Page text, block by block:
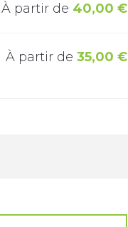
À partir de 40,00 €
À partir de35,00 €